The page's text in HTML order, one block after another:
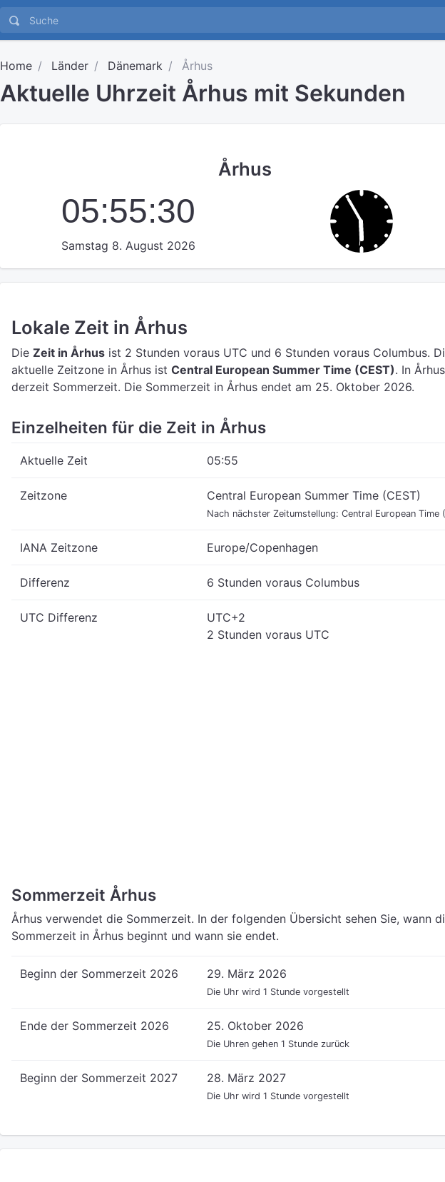
Home Länder Dänemark Århus
Aktuelle Uhrzeit Århus mit Sekunden
Århus
05:55:31
Samstag 8. August 2026
Lokale Zeit in Århus
Die Zeit in Århus ist 2 Stunden voraus UTC und 6 Stunden voraus Columbus.
aktuelle Zeitzone in Århus ist Central European Summer Time (CEST). In
derzeit Sommerzeit. Die Sommerzeit in Århus endet am 25. Oktober 2026.
Einzelheiten für die Zeit in Århus
Aktuelle Zeit 05:55
Zeitzone Central European Summer Time (CEST)
Nach nächster Zeitumstellung: Central European Time
IANA Zeitzone Europe/Copenhagen
Differenz 6 Stunden voraus Columbus
UTC Differenz
UTC+2
2 Stunden voraus UTC
Sommerzeit Århus
Århus verwendet die Sommerzeit. In der folgenden Übersicht sehen Sie, wann
Sommerzeit in Århus beginnt und wann sie endet.
Beginn der Sommerzeit 2026 29. März 2026
Die Uhr wird 1 Stunde vorgestellt
Ende der Sommerzeit 2026 25. Oktober 2026
Die Uhren gehen 1 Stunde zurück
Beginn der Sommerzeit 2027 28. März 2027
Die Uhr wird 1 Stunde vorgestellt